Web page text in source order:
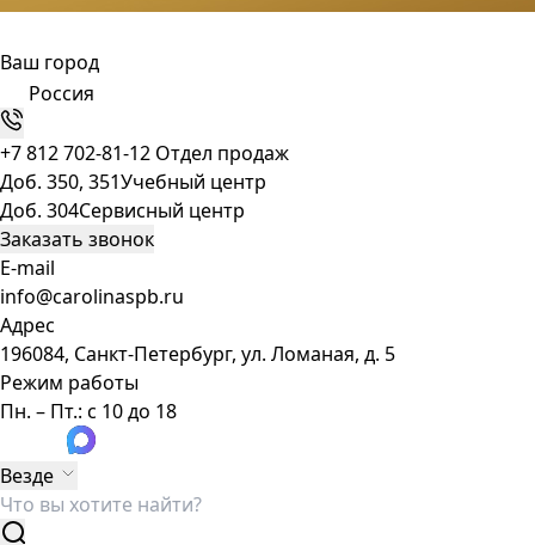
Ваш город
Россия
+7 812 702-81-12 Отдел продаж
Доб. 350, 351Учебный центр
Доб. 304Сервисный центр
Заказать звонок
E-mail
info@carolinaspb.ru
Адрес
196084, Санкт-Петербург, ул. Ломаная, д. 5
Режим работы
Пн. – Пт.: с 10 до 18
Везде